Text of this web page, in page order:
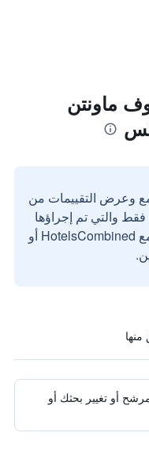
ماونتن
وعرض التقييمات من
والتي تم إجراؤها
بواسطة مستخدمين حقيقيين مع HotelsCombined أو
أو تغيير بحثك أو